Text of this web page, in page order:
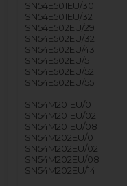
SN54E501EU/30
SN54E501EU/32
SN54E502EU/29
SN54E502EU/32
SN54E502EU/43
SN54E502EU/51
SN54E502EU/52
SN54E502EU/55
SN54M201EU/01
SN54M201EU/02
SN54M201EU/08
SN54M202EU/01
SN54M202EU/02
SN54M202EU/08
SN54M202EU/14